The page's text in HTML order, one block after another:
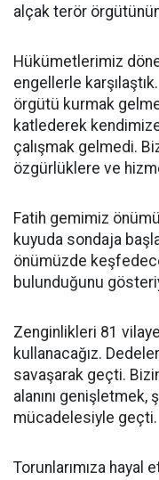
alçak terör örgütünün
Hükümetlerimiz
engellerle
örgütü kurmak
katlederek
çalışmak gelmedi.
özgürlüklere ve
Fatih gemimiz
kuyuda sondaja
önümüzde
bulunduğunu
Zenginlikleri 81
kullanacağız.
savaşarak geçti.
alanını
mücadelesiyle geçti.
Torunlarımıza hayal